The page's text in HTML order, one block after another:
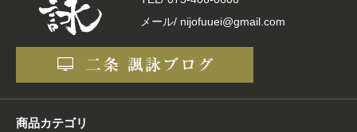
メール/ nijofuuei@gmail.com
商品カテゴリ